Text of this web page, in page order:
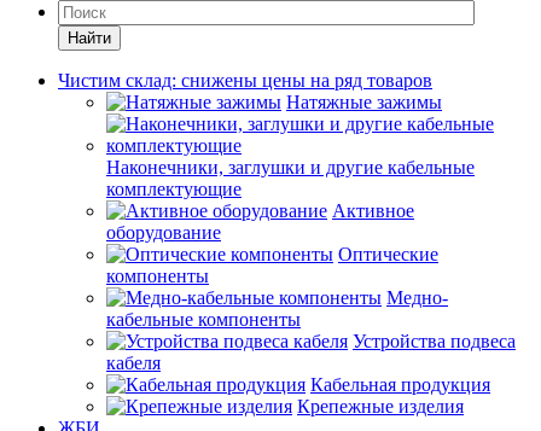
Найти
Чистим склад: снижены цены на ряд товаров
Натяжные зажимы
Наконечники, заглушки и другие кабельные
комплектующие
Активное
оборудование
Оптические
компоненты
Медно-
кабельные компоненты
Устройства подвеса
кабеля
Кабельная продукция
Крепежные изделия